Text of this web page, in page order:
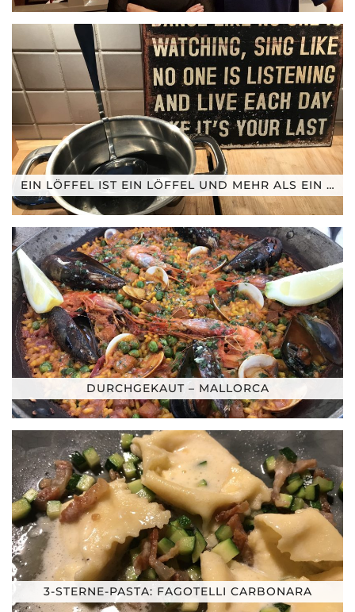
EIN LÖFFEL IST EIN LÖFFEL UND MEHR ALS EIN …
DURCHGEKAUT – MALLORCA
3-STERNE-PASTA: FAGOTELLI CARBONARA